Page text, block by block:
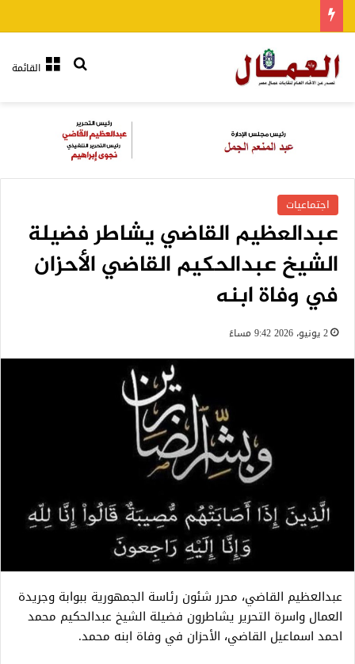
القائمةبحث عن
اجتماعيات
عبدالعظيم القاضي يشاطر فضيلة
الشيخ عبدالحكيم القاضي الأحزان
في وفاة ابنه
2 يونيو، 2026 9:42 مساءً
عبدالعظيم القاضي، محرر شئون رئاسة الجمهورية ببوابة وجريدة
العمال واسرة التحرير يشاطرون فضيلة الشيخ عبدالحكيم محمد
احمد اسماعيل القاضي، الأحزان في وفاة ابنه محمد.